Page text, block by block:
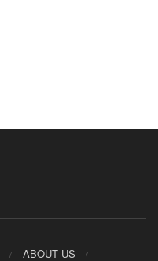
ABOUT US